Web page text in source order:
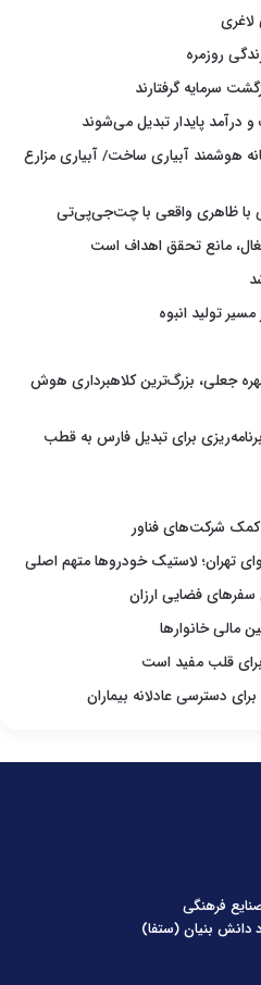
روزمره
سرمایه گرفتارند
درآمد پایدار تبدیل می‌شوند
هوشمند آبیاری ساخت/ آبیاری مزارع
با ظاهری واقعی با چت‌جی‌پی‌تی
مانع تحقق اهداف است
تولید انبوه
با چهره جعلی، بزرگ‌ترین کلاهبرداری هوش
برای تبدیل فارس به قطب
کمک شرکت‌های فناور
تهران؛ لاستیک خودروها متهم اصلی
فضایی ارزان
مالی خانوارها
قلب مفید است
دسترسی عادلانه بیماران
فرهنگی
دانش بنیان (ستفا)